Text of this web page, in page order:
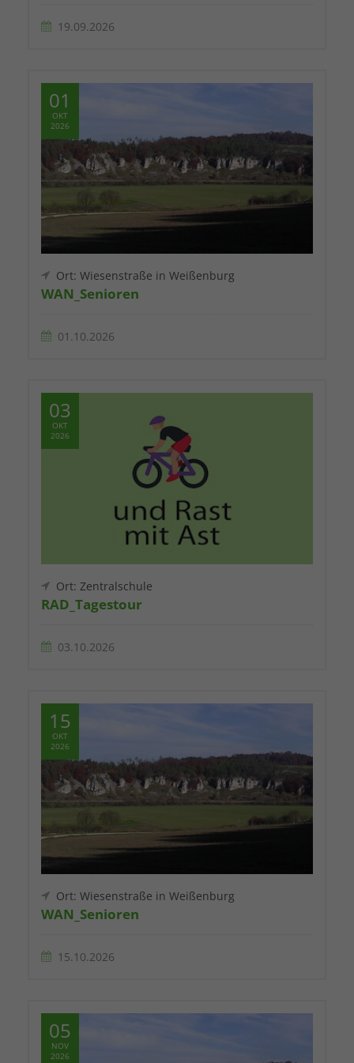
19.09.2026
01
OKT
2026
Ort: Wiesenstraße in Weißenburg
WAN_Senioren
01.10.2026
03
OKT
2026
Ort: Zentralschule
RAD_Tagestour
03.10.2026
15
OKT
2026
Ort: Wiesenstraße in Weißenburg
WAN_Senioren
15.10.2026
05
NOV
2026